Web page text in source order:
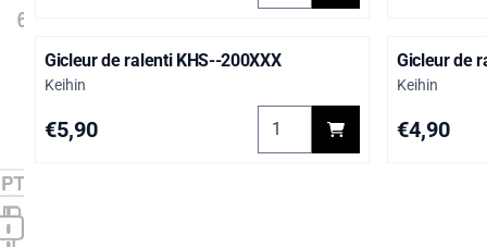
Gicleur de ralenti KHS--200XXX
Marque :
Keihin
Prix: 5,90
€5,90 Choisir la quantité pour
Gicleur de
Marque :
Keihin
Prix: 4,90
€4,90